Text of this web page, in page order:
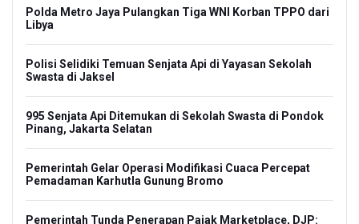
Polda Metro Jaya Pulangkan Tiga WNI Korban TPPO dari
Libya
Polisi Selidiki Temuan Senjata Api di Yayasan Sekolah
Swasta di Jaksel
995 Senjata Api Ditemukan di Sekolah Swasta di Pondok
Pinang, Jakarta Selatan
Pemerintah Gelar Operasi Modifikasi Cuaca Percepat
Pemadaman Karhutla Gunung Bromo
Pemerintah Tunda Penerapan Pajak Marketplace, DJP: